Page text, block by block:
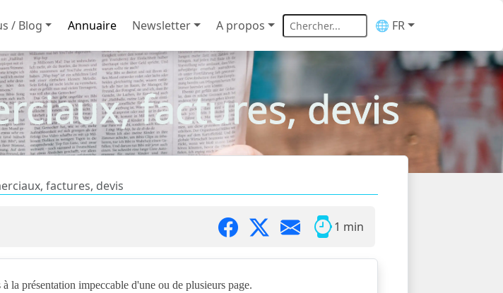
/ Blog Annuaire Newsletter A propos 🌐 FR
factures, devis
factures, devis
1 min
la présentation impeccable d'une ou de plusieurs page.